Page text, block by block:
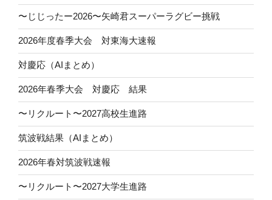
〜じじったー2026〜矢崎君スーパーラグビー挑戦
2026年度春季大会 対東海大速報
対慶応（AIまとめ）
2026年春季大会 対慶応 結果
〜リクルート〜2027高校生進路
筑波戦結果（AIまとめ）
2026年春対筑波戦速報
〜リクルート〜2027大学生進路